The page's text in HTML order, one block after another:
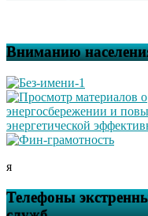
Вниманию
я
Телефоны